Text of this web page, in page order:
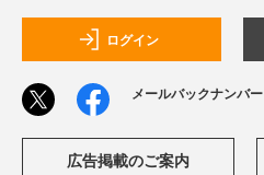
ログイン
メールバックナンバー
広告掲載のご案内